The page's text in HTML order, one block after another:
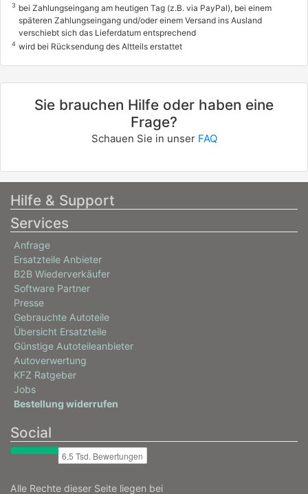
3 bei Zahlungseingang am heutigen Tag (z.B. via PayPal), bei einem
späteren Zahlungseingang und/oder einem Versand ins Ausland
verschiebt sich das Lieferdatum entsprechend
4 wird bei Rücksendung des Altteils erstattet
Sie brauchen Hilfe oder haben eine
Frage?
Schauen Sie in unser FAQ
Hilfe & Support
Services
Anfrage
Ersatzteile Anbieter
B2B Wiederverkäufer
Software Partner
Presse
Gebrauchte Autoteile
Übersicht Ersatzteile
Günstige Autoteileanbieter
Autoverwertung
KFZ Ratgeber
Jobs
Bestellung widerrufen
Social
Alle Rechte dieser Seite liegen bei